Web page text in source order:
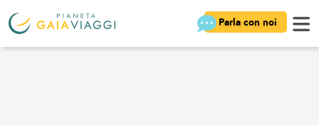
Parla con noi